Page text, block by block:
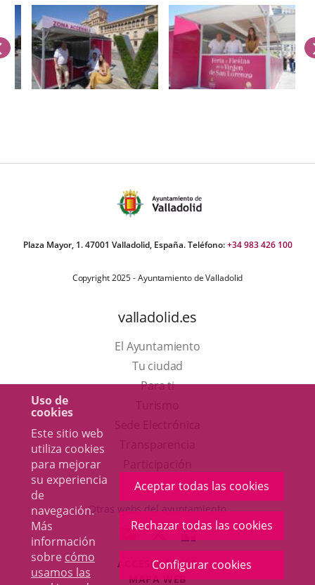
Uso de
cookies
Este sitio web
utiliza cookies
para mejorar
su experiencia
de
navegación.
Más
información
sobre cómo
usamos las
Aceptar todas las cookies
Rechazar todas las cookies
Configurar cookies
anterior
Plaza Mayor, 1. 47001 Valladolid, España. Teléfono:+34 983 426 100
Copyright 2025 - Ayuntamiento de Valladolid
valladolid.es
El Ayuntamiento
Tu ciudad
Para ti
en
una
ventana
nueva.
aplicación
externa.
Otras webs del ayuntamiento
ENLACE
A
UNA
ENLACE
A
UNA
ENLACE
A
UNA
ACCESIBILIDAD
MAPA WEB